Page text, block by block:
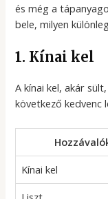
és még a
bele, milyen
1. Kínai kel
A kínai kel, akár
következő kedvenc
Kínai kel